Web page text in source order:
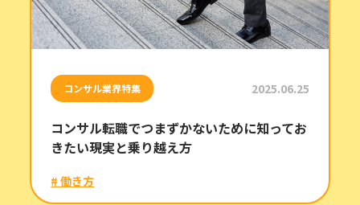
コンサル業界特集 2025.06.25
コンサル転職でつまずかないために知ってお
きたい現実と乗り越え方
# 働き方